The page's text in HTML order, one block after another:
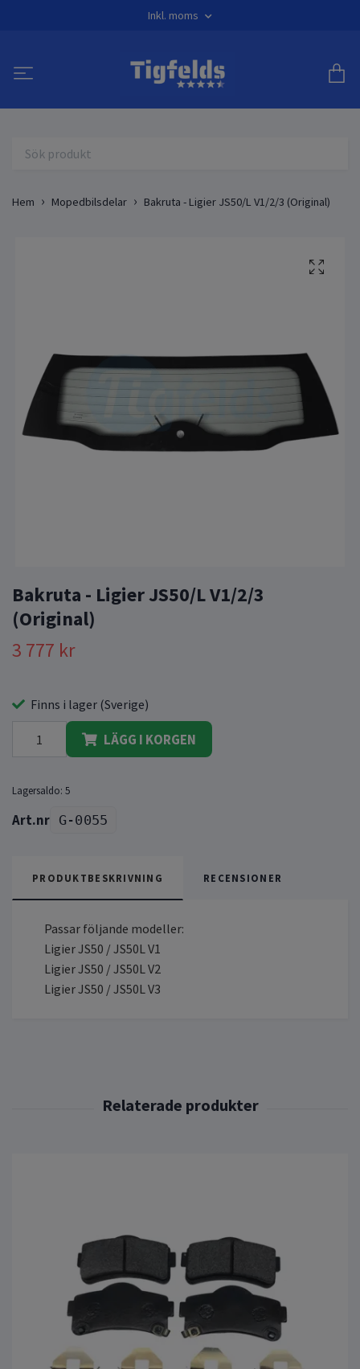
Inkl. moms
Hem Mopedbilsdelar Bakruta - Ligier JS50/L V1/2/3 (Original)
Bakruta - Ligier JS50/L V1/2/3
(Original)
3 777 kr
Finns i lager (Sverige)
LÄGG I KORGEN
Lagersaldo: 5
G-0055
PRODUKTBESKRIVNING RECENSIONER
Passar följande modeller:
Ligier JS50 / JS50L V1
Ligier JS50 / JS50L V2
Ligier JS50 / JS50L V3